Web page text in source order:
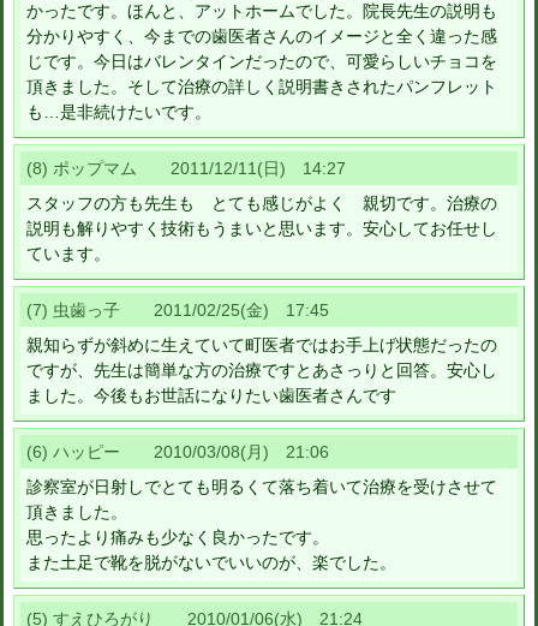
かったです。ほんと、アットホームでした。院長先生の説明も
分かりやすく、今までの歯医者さんのイメージと全く違った感
じです。今日はバレンタインだったので、可愛らしいチョコを
頂きました。そして治療の詳しく説明書きされたパンフレット
も…是非続けたいです。
(8) ポップマム 2011/12/11(日) 14:27
スタッフの方も先生も とても感じがよく 親切です。治療の
説明も解りやすく技術もうまいと思います。安心してお任せし
ています。
(7) 虫歯っ子 2011/02/25(金) 17:45
親知らずが斜めに生えていて町医者ではお手上げ状態だったの
ですが、先生は簡単な方の治療ですとあさっりと回答。安心し
ました。今後もお世話になりたい歯医者さんです
(6) ハッピー 2010/03/08(月) 21:06
診察室が日射しでとても明るくて落ち着いて治療を受けさせて
頂きました。
思ったより痛みも少なく良かったです。
また土足で靴を脱がないでいいのが、楽でした。
(5) すえひろがり 2010/01/06(水) 21:24